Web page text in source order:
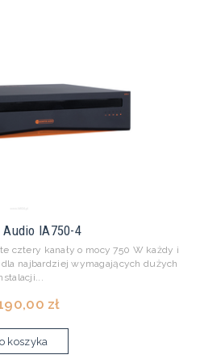
IA750-4
cztery kanały o mocy 750 W każdy i
najbardziej wymagających dużych
zł
koszyka